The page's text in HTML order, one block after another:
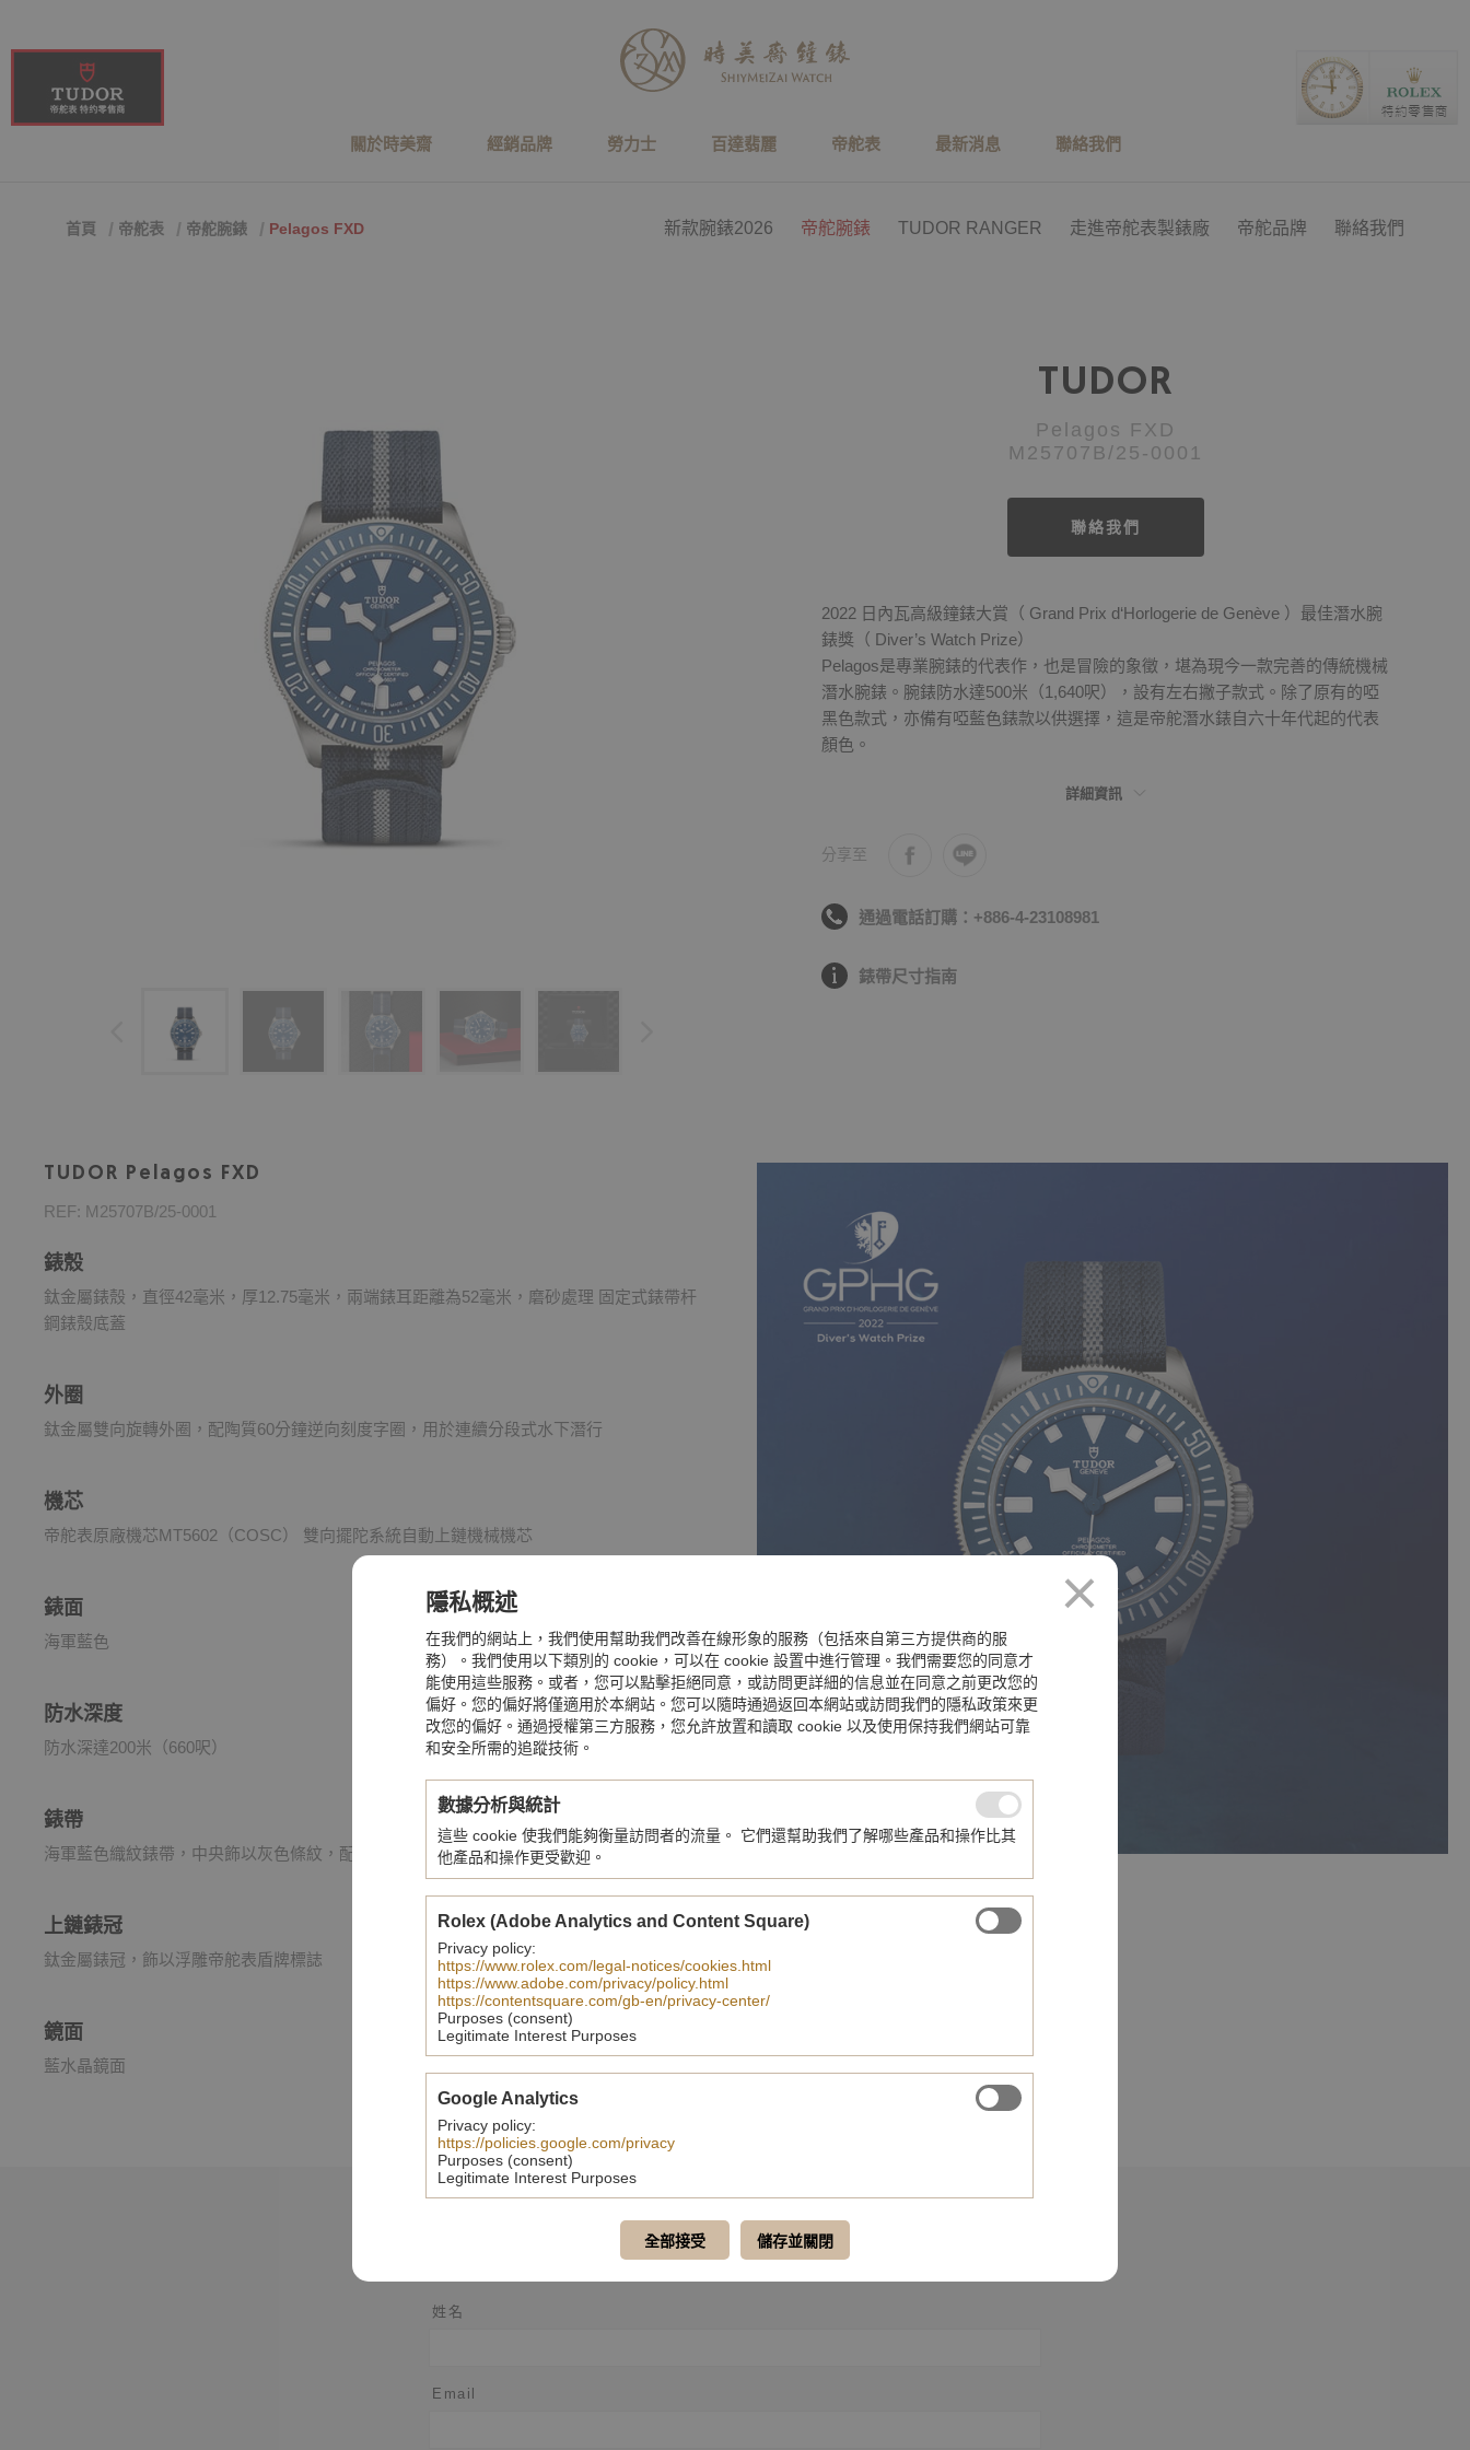
關於時美齋 經銷品牌 勞力士 百達翡麗 帝舵表 最新消息 聯絡我們
首頁 帝舵表 帝舵腕錶 Pelagos FXD 新款腕錶2026 帝舵腕錶 TUDOR RANGER 走進帝舵表製錶廠 帝舵品牌 聯絡我們
TUDOR
Pelagos FXD
M25707B/25-0001
聯絡我們
2022 日內瓦高級鐘錶大賞（ Grand Prix d‘Horlogerie de Genève ）最佳潛水腕
錶獎（ Diver’s Watch Prize）
Pelagos是專業腕錶的代表作，也是冒險的象徵，堪為現今一款完善的傳統機械
潛水腕錶。腕錶防水達500米（1,640呎），設有左右撇子款式。除了原有的啞
黑色款式，亦備有啞藍色錶款以供選擇，這是帝舵潛水錶自六十年代起的代表
顏色。
詳細資訊
分享至
通過電話訂購：+886-4-23108981
錶帶尺寸指南
TUDOR Pelagos FXD
REF: M25707B/25-0001
錶殼
鈦金屬錶殼，直徑42毫米，厚12.75毫米，兩端錶耳距離為52毫米，磨砂處理 固定式錶帶杆
鋼錶殼底蓋
外圈
鈦金屬雙向旋轉外圈，配陶質60分鐘逆向刻度字圈，用於連續分段式水下潛行
機芯
帝舵表原廠機芯MT5602（COSC） 雙向擺陀系統自動上鏈機械機芯
錶面
海軍藍色
防水深度
防水深達200米（660呎）
錶帶
海軍藍色織紋錶帶，中央飾以灰色條紋，配自黏式帶扣
上鏈錶冠
鈦金屬錶冠，飾以浮雕帝舵表盾牌標誌
鏡面
藍水晶鏡面
聯絡我們
姓名
Email
隱私概述
在我們的網站上，我們使用幫助我們改善在線形象的服務（包括來自第三方提供商的服
務）。我們使用以下類別的 cookie，可以在 cookie 設置中進行管理。我們需要您的同意才
能使用這些服務。或者，您可以點擊拒絕同意，或訪問更詳細的信息並在同意之前更改您的
偏好。您的偏好將僅適用於本網站。您可以隨時通過返回本網站或訪問我們的隱私政策來更
改您的偏好。通過授權第三方服務，您允許放置和讀取 cookie 以及使用保持我們網站可靠
和安全所需的追蹤技術。
數據分析與統計
這些 cookie 使我們能夠衡量訪問者的流量。 它們還幫助我們了解哪些產品和操作比其
他產品和操作更受歡迎。
Rolex (Adobe Analytics and Content Square)
Privacy policy:
https://www.rolex.com/legal-notices/cookies.html
https://www.adobe.com/privacy/policy.html
https://contentsquare.com/gb-en/privacy-center/
Purposes (consent)
Legitimate Interest Purposes
Google Analytics
Privacy policy:
https://policies.google.com/privacy
Purposes (consent)
Legitimate Interest Purposes
全部接受 儲存並關閉